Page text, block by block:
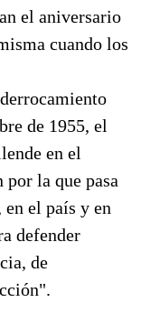
el aniversario
cuando los
de 1955, el
en el
la que pasa
el país y en
defender
de